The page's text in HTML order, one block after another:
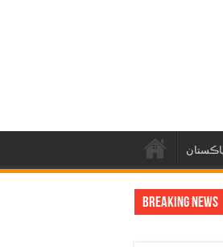
Breaking News